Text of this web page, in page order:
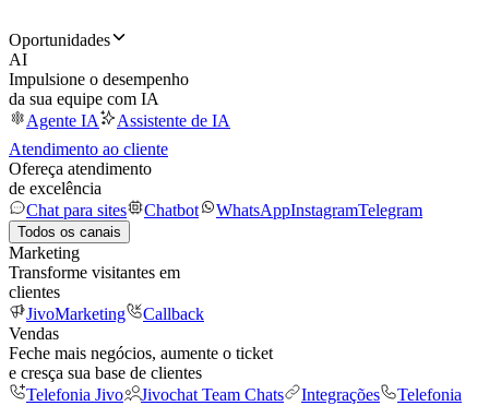
Oportunidades
AI
Impulsione o desempenho
da sua equipe com IA
Agente IA
Assistente de IA
Atendimento ao cliente
Ofereça atendimento
de excelência
Chat para sites
Chatbot WhatsAppInstagramTelegram
Todos os canais
Marketing
Transforme visitantes em
clientes
JivoMarketing
Callback
Vendas
Feche mais negócios, aumente o ticket
e cresça sua base de clientes
Telefonia Jivo
Jivochat Team Chats Integrações
Telefonia